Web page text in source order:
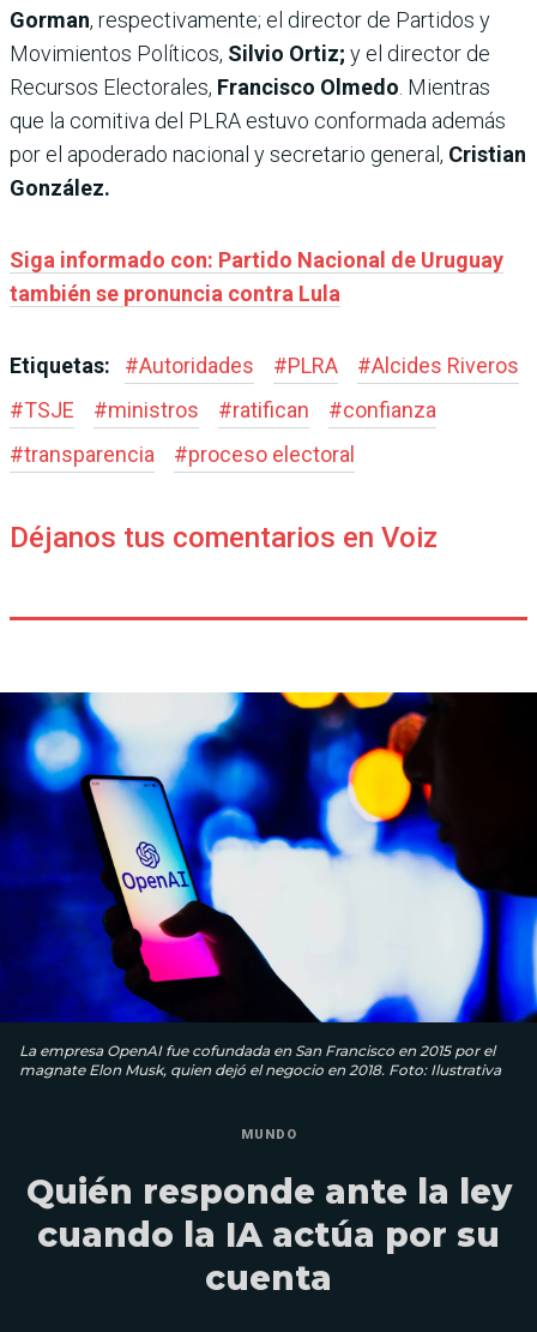
Gorman, respectivamente; el director de Partidos y
Movimientos Políticos, Silvio Ortiz; y el director de
Recursos Electorales, Francisco Olmedo . Mientras
que la comitiva del PLRA estuvo conformada además
por el apoderado nacional y secretario general, Cristian
González.
Siga informado con: Partido Nacional de Uruguay
también se pronuncia contra Lula
Etiquetas: #Autoridades #PLRA #Alcides Riveros
#TSJE #ministros #ratifican #confianza
#transparencia #proceso electoral
Déjanos tus comentarios en Voiz
La empresa OpenAI fue cofundada en San Francisco en 2015 por el
magnate Elon Musk, quien dejó el negocio en 2018. Foto: Ilustrativa
MUNDO
Quién responde ante la ley
cuando la IA actúa por su
cuenta